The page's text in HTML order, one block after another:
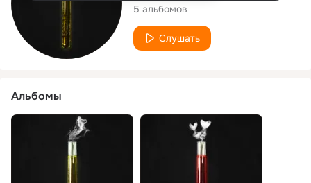
5 альбомов
Слушать
Альбомы